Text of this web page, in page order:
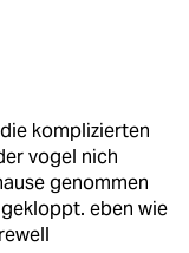
komplizierten
vogel nich
genommen
eben wie